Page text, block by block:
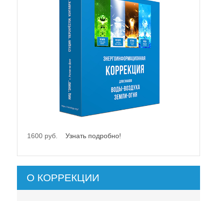
1600 руб. Узнать подробно!
О КОРРЕКЦИИ